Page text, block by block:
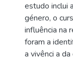
estudo inclui
género, o
influência na
foram a
a vivênci a